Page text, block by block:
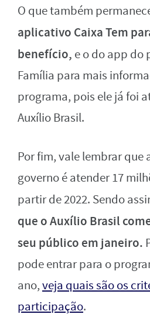
O que também
aplicativo Caixa Tem
benefício, e o do app do
Família para mais
programa, pois ele já foi
Auxílio Brasil.
Por fim, vale lembrar que
governo é atender 17
partir de 2022. Sendo
que o Auxílio Brasil
seu público em janeiro.
pode entrar para o
ano,veja quais são os
participação.